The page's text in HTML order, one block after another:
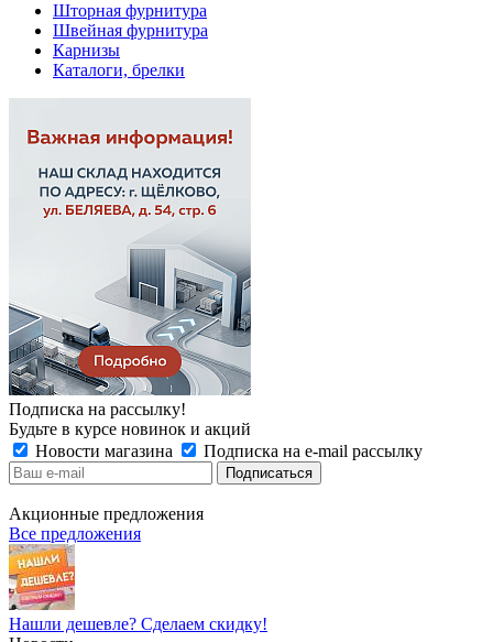
Шторная фурнитура
Швейная фурнитура
Карнизы
Каталоги, брелки
Подписка на рассылку!
Будьте в курсе новинок и акций
Новости магазина
Подписка на e-mail рассылку
Акционные предложения
Все предложения
Нашли дешевле? Сделаем скидку!